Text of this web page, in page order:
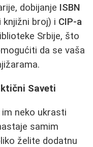
dobijanje ISBN
broj) i CIP-a
Srbije, što
da se vaša
Saveti
neko ukrasti
samim
želite dodatnu